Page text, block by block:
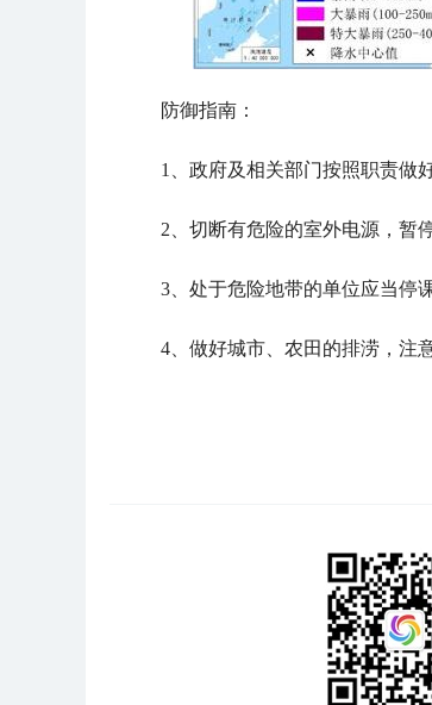
防御指南：
1、政府及相关部门按照职责做
2、切断有危险的室外电源，暂
3、处于危险地带的单位应当停
4、做好城市、农田的排涝，注